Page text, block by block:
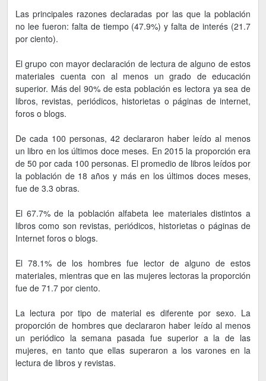
Las principales razones declaradas por las que la población
no lee fueron: falta de tiempo (47.9%) y falta de interés (21.7
por ciento).
El grupo con mayor declaración de lectura de alguno de estos
materiales cuenta con al menos un grado de educación
superior. Más del 90% de esta población es lectora ya sea de
libros, revistas, periódicos, historietas o páginas de internet,
foros o blogs.
De cada 100 personas, 42 declararon haber leído al menos
un libro en los últimos doce meses. En 2015 la proporción era
de 50 por cada 100 personas. El promedio de libros leídos por
la población de 18 años y más en los últimos doces meses,
fue de 3.3 obras.
El 67.7% de la población alfabeta lee materiales distintos a
libros como son revistas, periódicos, historietas o páginas de
Internet foros o blogs.
El 78.1% de los hombres fue lector de alguno de estos
materiales, mientras que en las mujeres lectoras la proporción
fue de 71.7 por ciento.
La lectura por tipo de material es diferente por sexo. La
proporción de hombres que declararon haber leído al menos
un periódico la semana pasada fue superior a la de las
mujeres, en tanto que ellas superaron a los varones en la
lectura de libros y revistas.